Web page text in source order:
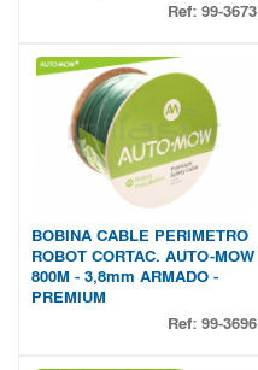
Ref: 99-3673
BOBINA CABLE PERIMETRO
ROBOT CORTAC. AUTO-MOW
800M - 3,8mm ARMADO -
PREMIUM
Ref: 99-3696